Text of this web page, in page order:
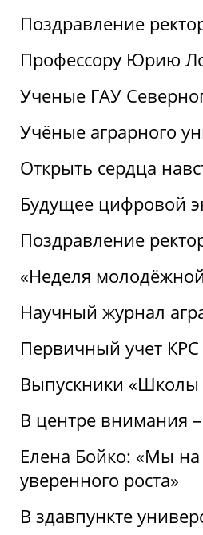
Поздравление
Профессору Юрию
Ученые ГАУ
Учёные аграрного
Открыть сердца
Будущее цифровой
Поздравление
«Неделя
Научный журнал
Первичный учет
Выпускники
В центре внимания
Елена Бойко: «Мы
уверенного роста»
В здавпункте